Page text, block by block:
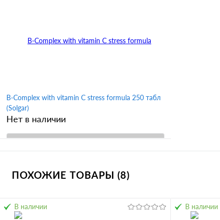
B-Complex with vitamin C stress formula 250 табл
(Solgar)
Нет в наличии
Купить в 1 клик
Сравнение
ПОХОЖИЕ ТОВАРЫ (8)
В наличии В наличии